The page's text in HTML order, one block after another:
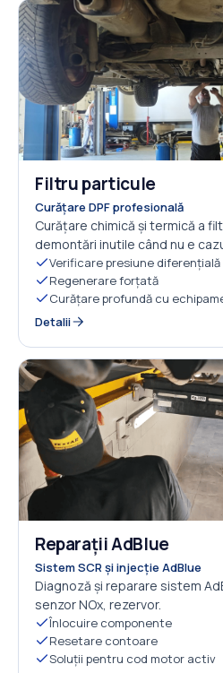
05
Filtru particule
Curățare DPF profesională
Curățare chimică și termică a
demontări inutile când nu e
Verificare presiune diferențială
Regenerare forțată
Curățare profundă cu
Detalii
06
Reparații AdBlue
Sistem SCR și injecție AdBlue
Diagnoză și reparare sistem
senzor NOx, rezervor.
Înlocuire componente
Resetare contoare
Soluții pentru cod motor activ